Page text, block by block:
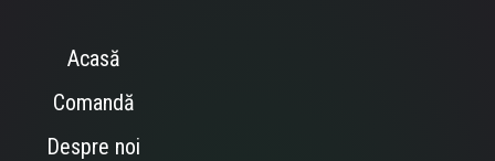
Acasă
Comandă
Despre noi